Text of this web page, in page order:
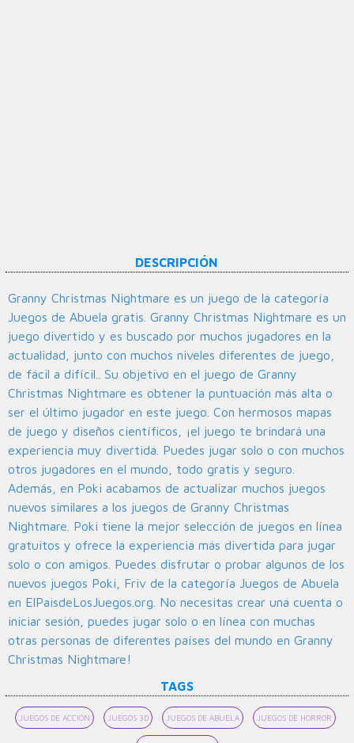
DESCRIPCIÓN
Granny Christmas Nightmare es un juego de la categoría
Juegos de Abuela gratis. Granny Christmas Nightmare es un
juego divertido y es buscado por muchos jugadores en la
actualidad, junto con muchos niveles diferentes de juego,
de fácil a difícil.. Su objetivo en el juego de Granny
Christmas Nightmare es obtener la puntuación más alta o
ser el último jugador en este juego. Con hermosos mapas
de juego y diseños científicos, ¡el juego te brindará una
experiencia muy divertida. Puedes jugar solo o con muchos
otros jugadores en el mundo, todo gratis y seguro.
Además, en Poki acabamos de actualizar muchos juegos
nuevos similares a los juegos de Granny Christmas
Nightmare. Poki tiene la mejor selección de juegos en línea
gratuitos y ofrece la experiencia más divertida para jugar
solo o con amigos. Puedes disfrutar o probar algunos de los
nuevos juegos Poki, Friv de la categoría Juegos de Abuela
en ElPaisdeLosJuegos.org. No necesitas crear una cuenta o
iniciar sesión, puedes jugar solo o en línea con muchas
otras personas de diferentes países del mundo en Granny
Christmas Nightmare!
TAGS
JUEGOS DE ACCIÓN JUEGOS 3D JUEGOS DE ABUELA JUEGOS DE HORROR